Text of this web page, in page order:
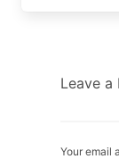
Leave a
Your email